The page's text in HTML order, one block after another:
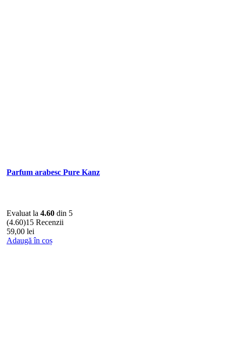
Parfum arabesc Pure Kanz
Evaluat la 4.60 din 5
(4.60)15 Recenzii
59,00 lei
Adaugă în coș